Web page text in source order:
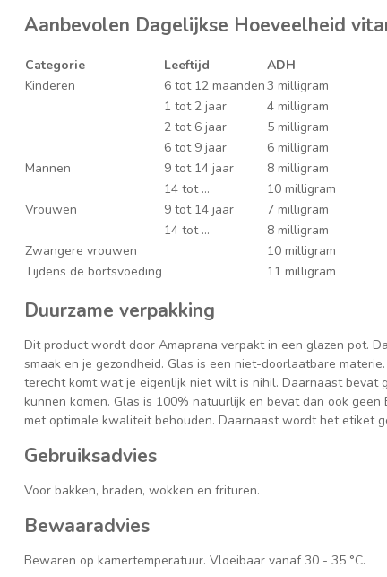
Aanbevolen Dagelijkse Hoeveelheid
Categorie Leeftijd
ADH
Kinderen
6 tot 12 maanden3 milligram
1 tot 2 jaar
4 milligram
2 tot 6 jaar
5 milligram
6 tot 9 jaar
6 milligram
Mannen
9 tot 14 jaar
8 milligram
14 tot ...
10 milligram
Vrouwen
9 tot 14 jaar
7 milligram
14 tot ...
8 milligram
Zwangere vrouwen
10 milligram
Tijdens de bortsvoeding
11 milligram
Duurzame verpakking
Dit product wordt door Amaprana verpakt in een glazen pot.
smaak en je gezondheid. Glas is een niet-doorlaatbare
terecht komt wat je eigenlijk niet wilt is nihil. Daarnaast bevat
kunnen komen. Glas is 100% natuurlijk en bevat dan ook
met optimale kwaliteit behouden. Daarnaast wordt het etiket
Gebruiksadvies
Voor bakken, braden, wokken en frituren.
Bewaaradvies
Bewaren op kamertemperatuur. Vloeibaar vanaf 30 - 35 °C.